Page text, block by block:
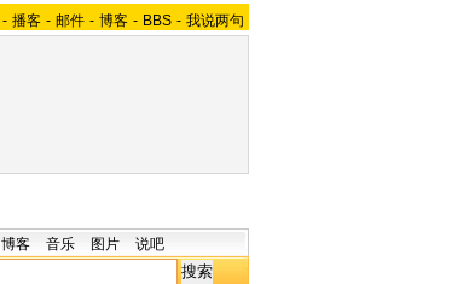
- 播客 - 邮件 - 博客 - BBS - 我说两句
博客 音乐 图片 说吧